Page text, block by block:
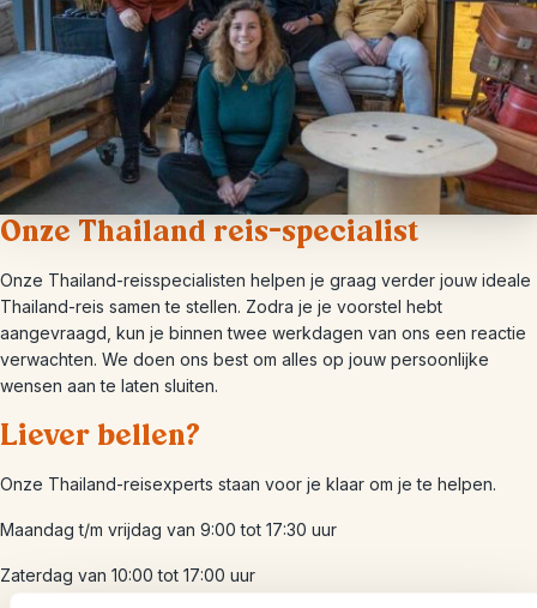
Onze Thailand reis-specialist
Onze Thailand-reisspecialisten helpen je graag verder jouw ideale
Thailand-reis samen te stellen. Zodra je je voorstel hebt
aangevraagd, kun je binnen twee werkdagen van ons een reactie
verwachten. We doen ons best om alles op jouw persoonlijke
wensen aan te laten sluiten.
Liever bellen?
Onze Thailand-reisexperts staan voor je klaar om je te helpen.
Maandag t/m vrijdag van 9:00 tot 17:30 uur
Zaterdag van 10:00 tot 17:00 uur